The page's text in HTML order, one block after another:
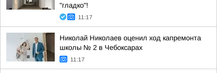
"гладко"!
11:17
Николай Николаев оценил ход капремонта
школы № 2 в Чебоксарах
11:17